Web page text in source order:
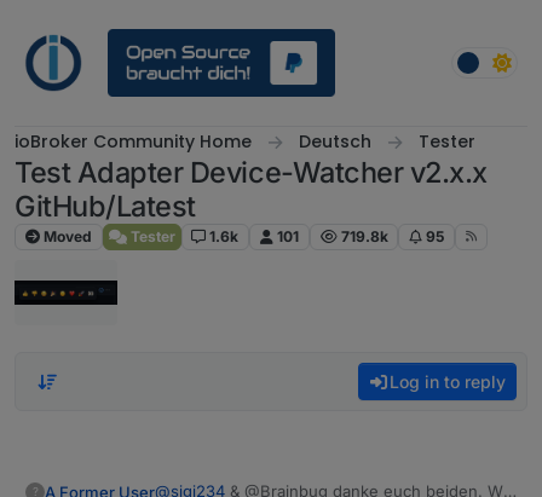
ioBroker Community Home Deutsch Tester
Test Adapter Device-Watcher v2.x.x
GitHub/Latest
Moved Tester 1.6k 101 719.8k 95
Log in to reply
? A Former User@sigi234 & @Brainbug danke euch beiden. War